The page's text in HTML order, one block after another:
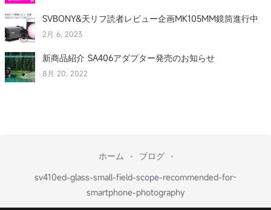
SVBONY&天リフ読者レビュー企画MK105MM鏡筒進行中
2月 6, 2023
新商品紹介 SA406アダプター発売のお知らせ
8月 20, 2022
ホーム
ブログ
sv410ed-glass-small-field-scope-recommended-for-
smartphone-photography